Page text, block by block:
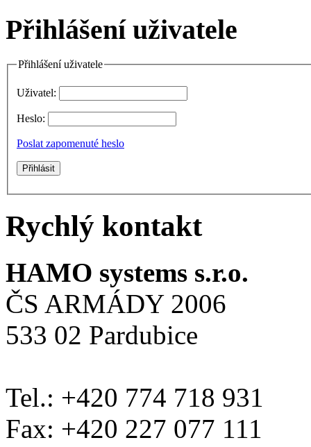
Přihlášení uživatele
Přihlášení uživatele
Uživatel:
Heslo:
Poslat zapomenuté heslo
Rychlý kontakt
HAMO systems s.r.o.
ČS ARMÁDY 2006
533 02 Pardubice
Tel.: +420 774 718 931
Fax: +420 227 077 111